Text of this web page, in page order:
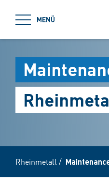
MENÜ
Rheinmetall /